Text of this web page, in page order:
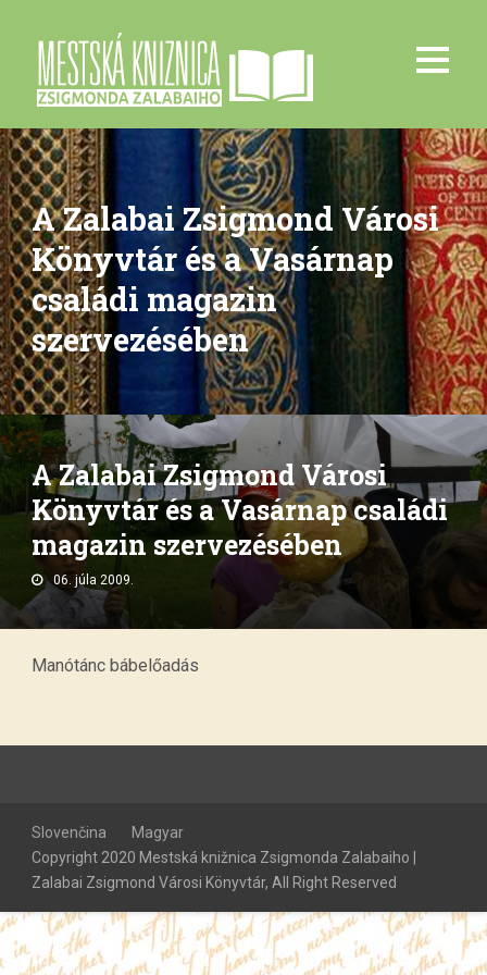
A Zalabai Zsigmond Városi
Könyvtár és a Vasárnap
családi magazin
szervezésében
A Zalabai Zsigmond Városi
Könyvtár és a Vasárnap családi
magazin szervezésében
06. júla 2009.
Manótánc bábelőadás
Slovenčina
Magyar
Copyright 2020 Mestská knižnica Zsigmonda Zalabaiho |
Zalabai Zsigmond Városi Könyvtár, All Right Reserved